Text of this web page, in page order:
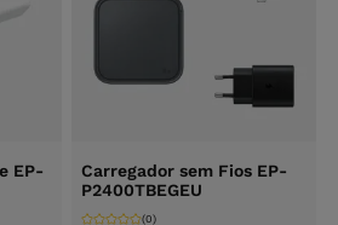
EP-
Carregador sem Fios EP-
P2400TBEGEU
(0)